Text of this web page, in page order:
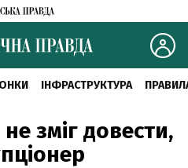
ІНФРАСТРУКТУРА
зміг довести,